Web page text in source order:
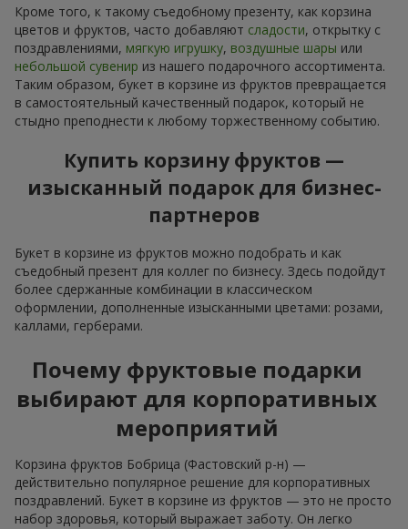
Кроме того, к такому съедобному презенту, как корзина
цветов и фруктов, часто добавляют сладости, открытку с
поздравлениями, мягкую игрушку, воздушные шары или
небольшой сувенир из нашего подарочного ассортимента.
Таким образом, букет в корзине из фруктов превращается
в самостоятельный качественный подарок, который не
стыдно преподнести к любому торжественному событию.
Купить корзину фруктов —
изысканный подарок для бизнес-
партнеров
Букет в корзине из фруктов можно подобрать и как
съедобный презент для коллег по бизнесу. Здесь подойдут
более сдержанные комбинации в классическом
оформлении, дополненные изысканными цветами: розами,
каллами, герберами.
Почему фруктовые подарки
выбирают для корпоративных
мероприятий
Корзина фруктов Бобрица (Фастовский р-н) —
действительно популярное решение для корпоративных
поздравлений. Букет в корзине из фруктов — это не просто
набор здоровья, который выражает заботу. Он легко